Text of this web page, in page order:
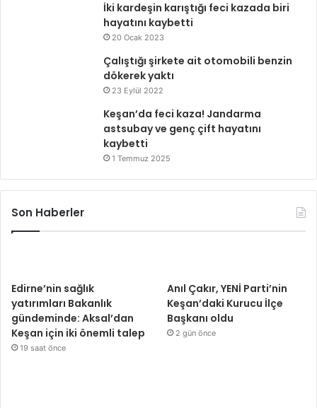
İki kardeşin karıştığı feci kazada biri
hayatını kaybetti
20 Ocak 2023
Çalıştığı şirkete ait otomobili benzin
dökerek yaktı
23 Eylül 2022
Keşan’da feci kaza! Jandarma
astsubay ve genç çift hayatını
kaybetti
1 Temmuz 2025
Son Haberler
Edirne’nin sağlık
yatırımları Bakanlık
gündeminde: Aksal’dan
Keşan için iki önemli talep
19 saat önce
Anıl Çakır, YENİ Parti’nin
Keşan’daki Kurucu İlçe
Başkanı oldu
2 gün önce